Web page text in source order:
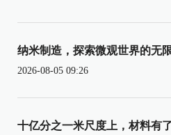
纳米制造，探索微观世界的无
2026-08-05 09:26
十亿分之一米尺度上，材料有